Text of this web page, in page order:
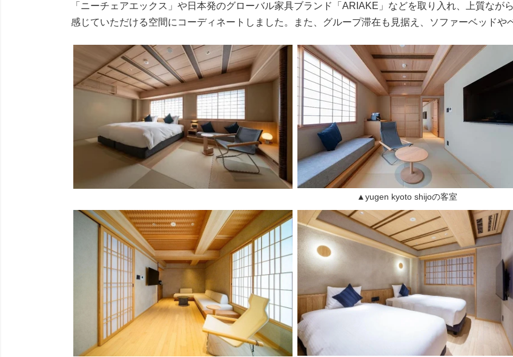
「ニーチェアエックス」や日本発のグローバル家具ブランド「ARIAKE」などを取り入れ、上質なが
感じていただける空間にコーディネートしました。また、グループ滞在も見据え、ソファーベッドや
▲yugen kyoto shijoの客室